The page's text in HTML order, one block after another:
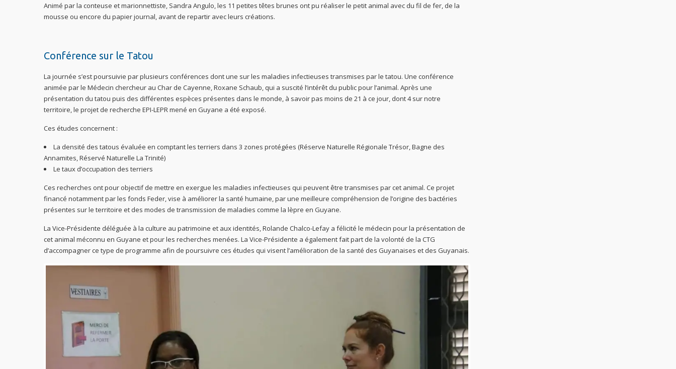
Animé par la conteuse et marionnettiste, Sandra Angulo, les 11 petites têtes brunes ont pu réaliser le petit animal avec du fil de fer, de la
mousse ou encore du papier journal, avant de repartir avec leurs créations.
Conférence sur le Tatou
La journée s’est poursuivie par plusieurs conférences dont une sur les maladies infectieuses transmises par le tatou. Une conférence
animée par le Médecin chercheur au Char de Cayenne, Roxane Schaub, qui a suscité l’intérêt du public pour l’animal. Après une
présentation du tatou puis des différentes espèces présentes dans le monde, à savoir pas moins de 21 à ce jour, dont 4 sur notre
territoire, le projet de recherche EPI-LEPR mené en Guyane a été exposé.
Ces études concernent :
La densité des tatous évaluée en comptant les terriers dans 3 zones protégées (Réserve Naturelle Régionale Trésor, Bagne des
Annamites, Réservé Naturelle La Trinité)
Le taux d’occupation des terriers
Ces recherches ont pour objectif de mettre en exergue les maladies infectieuses qui peuvent être transmises par cet animal. Ce projet
financé notamment par les fonds Feder, vise à améliorer la santé humaine, par une meilleure compréhension de l’origine des bactéries
présentes sur le territoire et des modes de transmission de maladies comme la lèpre en Guyane.
La Vice-Présidente déléguée à la culture au patrimoine et aux identités, Rolande Chalco-Lefay a félicité le médecin pour la présentation de
cet animal méconnu en Guyane et pour les recherches menées. La Vice-Présidente a également fait part de la volonté de la CTG
d’accompagner ce type de programme afin de poursuivre ces études qui visent l’amélioration de la santé des Guyanaises et des Guyanais.